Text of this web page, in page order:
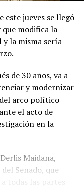
este jueves se llegó
que modifica la
y la misma sería
de 30 años, va a
y modernizar
arco político
el acto de
en la
Maidana,
Senado, que